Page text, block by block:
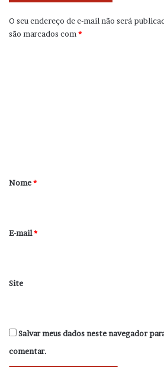
O seu endereço de e-mail não será
são marcados com *
r
*
Nome*
E-mail*
Site
Salvar meus dados neste navegador
comentar.